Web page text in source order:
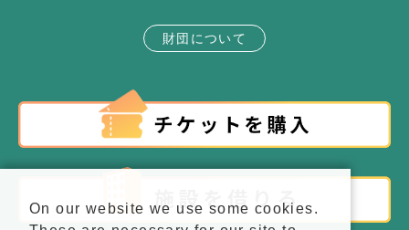
財団について
On our website we use some cookies.